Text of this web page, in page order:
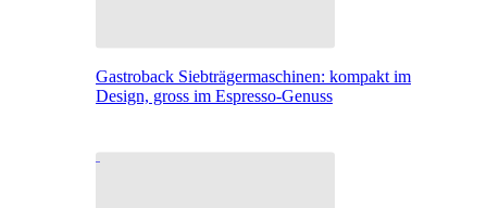
Gastroback Siebträgermaschinen: kompakt im
Design, gross im Espresso-Genuss